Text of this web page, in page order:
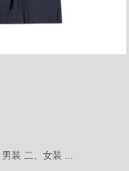
装 二、女装 ...